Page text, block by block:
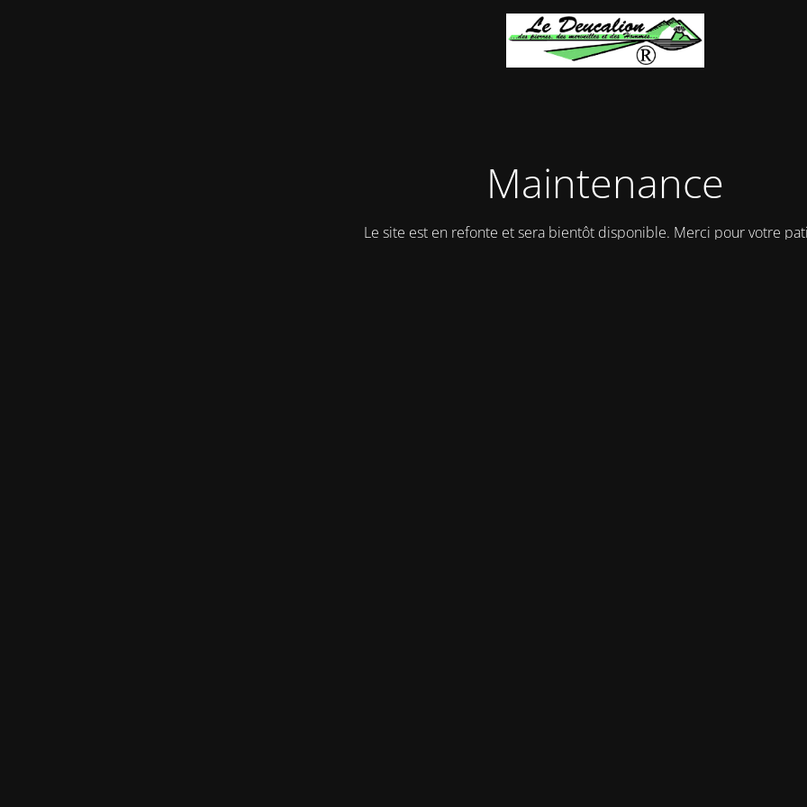
Maintenance
Le site est en refonte et sera bientôt disponible. Merci pour votre